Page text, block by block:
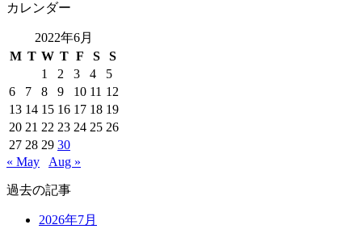
カレンダー
2022年6月
M T W T F S
S
1
2 3 4
5
6
7 8 9 10 11 12
13 14 15 16 17 18 19
20 21 22 23 24 25 26
27 28 29 30
« May
Aug »
過去の記事
2026年7月